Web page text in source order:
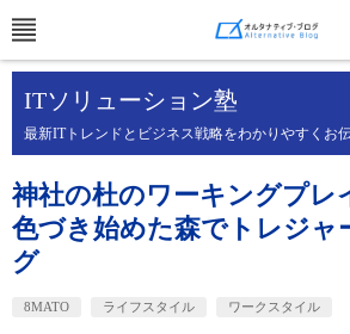
ITソリューション塾
最新ITトレンドとビジネス戦略をわかりやすくお
神社の杜のワーキングプレ
色づき始めた森でトレジャ
グ
8MATO ライフスタイル ワークスタイル